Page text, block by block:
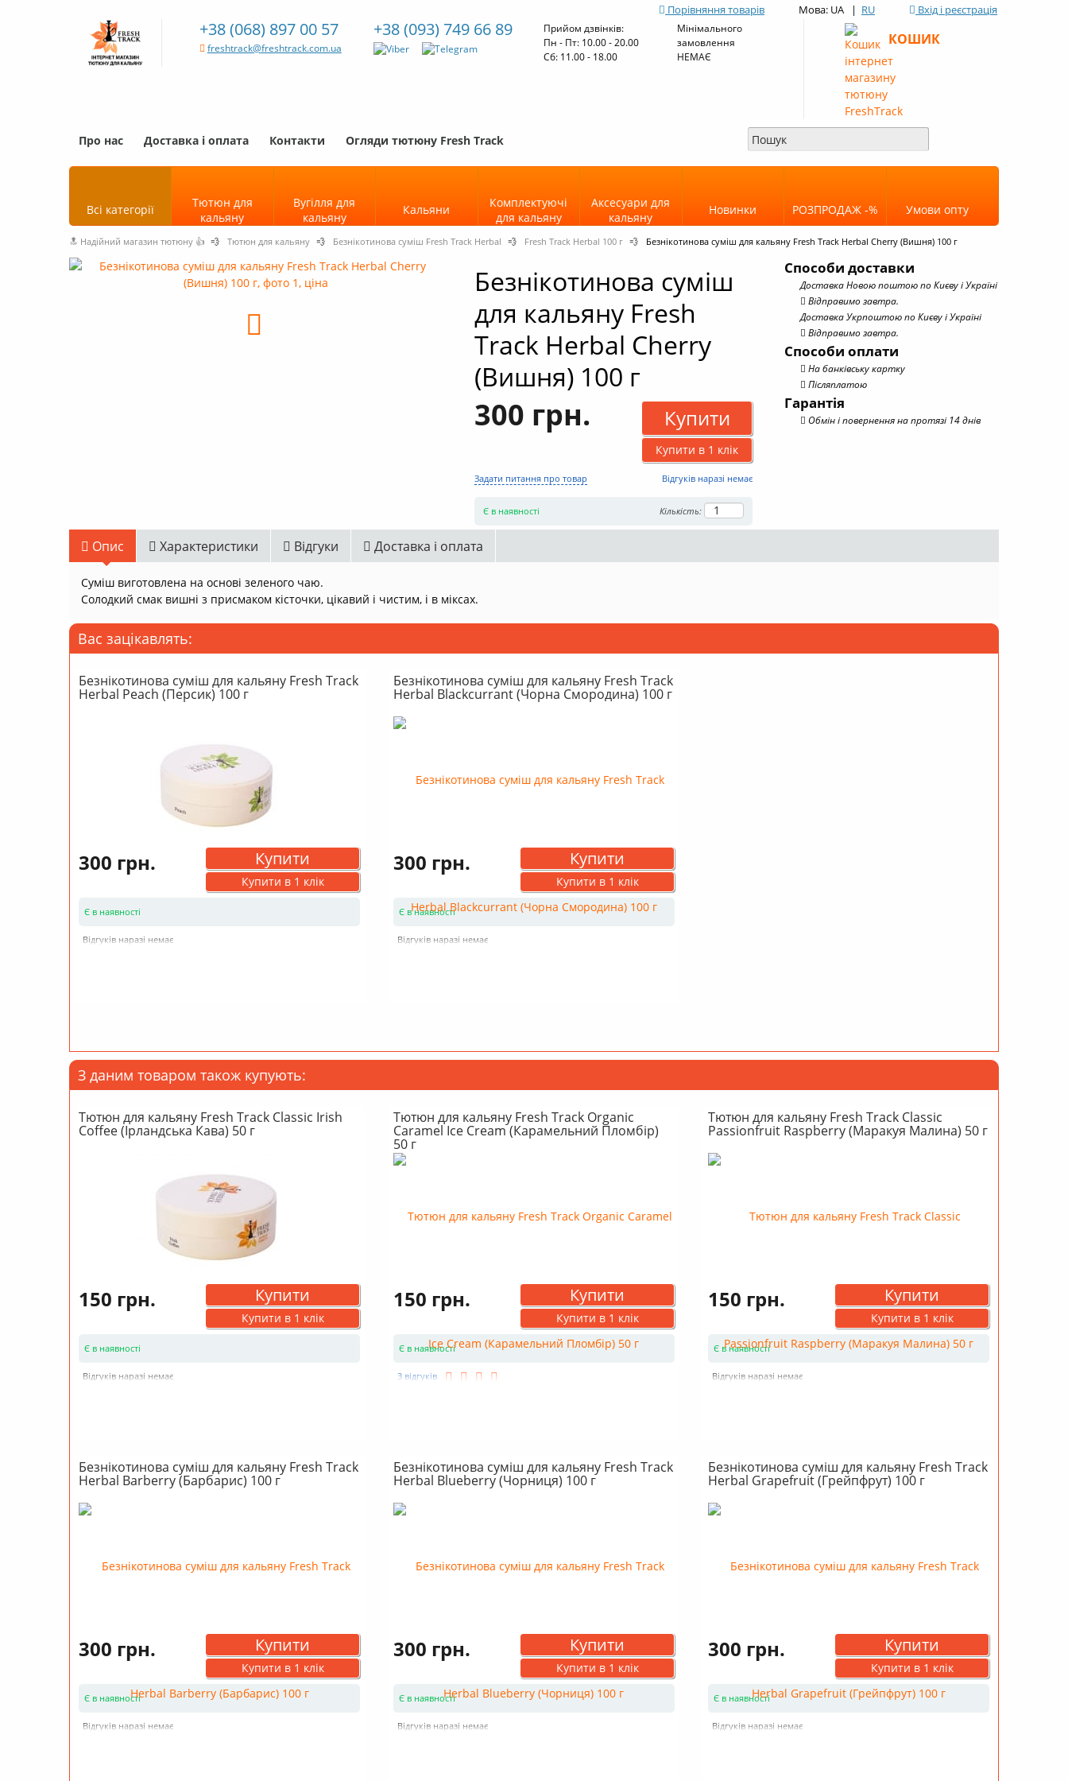
Порівняння товарів Мова: UA | RU Вхід і реєстрація
+38 (068) 897 00 57
freshtrack@freshtrack.com.ua
+38 (093) 749 66 89
Прийом дзвінків:
Пн - Пт: 10.00 - 20.00
Cб: 11.00 - 18.00
Мінімального
замовлення
НЕМАЄ
КОШИК
Про нас Доставка і оплата Контакти Огляди тютюну Fresh Track
Всі категорії
Тютюн для
кальяну
Вугілля для
кальяну
Кальяни
Комплектуючі
для кальяну
Аксесуари для
кальяну
Новинки РОЗПРОДАЖ -% Умови опту
🔝 Надійний магазин тютюну 👍 💨 Тютюн для кальяну 💨 Безнікотинова суміш Fresh Track Herbal 💨 Fresh Track Herbal 100 г 💨 Безнікотинова суміш для кальяну Fresh Track Herbal Cherry (Вишня) 100 г
Безнікотинова суміш
для кальяну Fresh
Track Herbal Cherry
(Вишня) 100 г
300 грн. Купити
Купити в 1 клік
Задати питання про товар Відгуків наразі немає
Є в наявності Кількість:
Способи доставки
Доставка Новою поштою по Києву і Україні
Відправимо завтра.
Доставка Укрпоштою по Києву і Україні
Відправимо завтра.
Способи оплати
На банківську картку
Післяплатою
Гарантія
Обмін і повернення на протязі 14 днів
Опис Характеристики Відгуки Доставка і оплата
Суміш виготовлена на основі зеленого чаю.
Солодкий смак вишні з присмаком кісточки, цікавий і чистим, і в міксах.
Вас зацікавлять:
Безнікотинова суміш для кальяну Fresh Track
Herbal Peach (Персик) 100 г
300 грн. Купити
Купити в 1 клік
Є в наявності
Відгуків наразі немає
Безнікотинова суміш для кальяну Fresh Track
Herbal Blackcurrant (Чорна Смородина) 100 г
300 грн. Купити
Купити в 1 клік
Є в наявності
Відгуків наразі немає
З даним товаром також купують:
Тютюн для кальяну Fresh Track Classic Irish
Coffee (Ірландська Кава) 50 г
150 грн. Купити
Купити в 1 клік
Є в наявності
Відгуків наразі немає
Тютюн для кальяну Fresh Track Organic
Caramel Ice Cream (Карамельний Пломбір)
50 г
150 грн. Купити
Купити в 1 клік
Є в наявності
3 відгуків
Тютюн для кальяну Fresh Track Classic
Passionfruit Raspberry (Маракуя Малина) 50 г
150 грн. Купити
Купити в 1 клік
Є в наявності
Відгуків наразі немає
Безнікотинова суміш для кальяну Fresh Track
Herbal Barberry (Барбарис) 100 г
300 грн. Купити
Купити в 1 клік
Є в наявності
Відгуків наразі немає
Безнікотинова суміш для кальяну Fresh Track
Herbal Blueberry (Чорниця) 100 г
300 грн. Купити
Купити в 1 клік
Є в наявності
Відгуків наразі немає
Безнікотинова суміш для кальяну Fresh Track
Herbal Grapefruit (Грейпфрут) 100 г
300 грн. Купити
Купити в 1 клік
Є в наявності
Відгуків наразі немає